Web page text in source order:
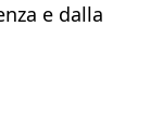
e dalla